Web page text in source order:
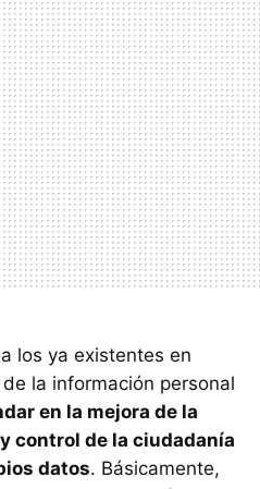
los ya existentes en
la información personal
en la mejora de la
control de la ciudadanía
datos. Básicamente,